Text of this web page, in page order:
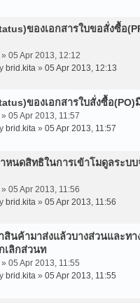
ของเอกสารใบขอสั่งซื้อ
» 05 Apr 2013, 12:12
brid.kita » 05 Apr 2013, 12:13
ของเอกสารใบสั่งซื้อ(PO)
» 05 Apr 2013, 11:57
brid.kita » 05 Apr 2013, 11:57
หนดสิทธิในการเข้าโมดูลระบ
» 05 Apr 2013, 11:56
brid.kita » 05 Apr 2013, 11:56
สินค้ามาส่งแล้วบางส่วนและทา
เลิกส่วนท
» 05 Apr 2013, 11:55
brid.kita » 05 Apr 2013, 11:55